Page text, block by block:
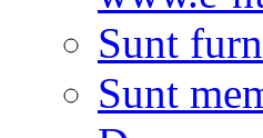
Sunt
Sunt